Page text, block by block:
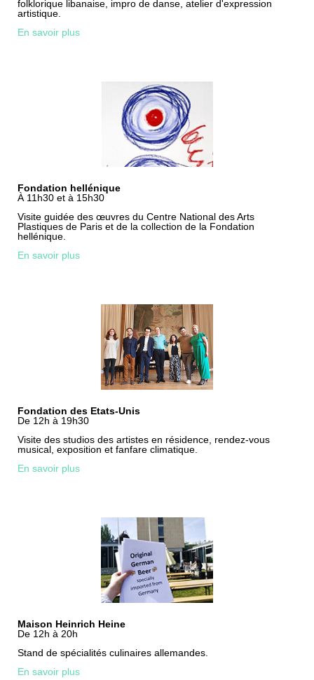
folklorique libanaise, impro de danse, atelier d'expression
artistique.
En savoir plus
Fondation hellénique
À 11h30 et à 15h30
Visite guidée des œuvres du Centre National des Arts
Plastiques de Paris et de la collection de la Fondation
hellénique.
En savoir plus
Fondation des Etats-Unis
De 12h à 19h30
Visite des studios des artistes en résidence, rendez-vous
musical, exposition et fanfare climatique.
En savoir plus
Maison Heinrich Heine
De 12h à 20h
Stand de spécialités culinaires allemandes.
En savoir plus